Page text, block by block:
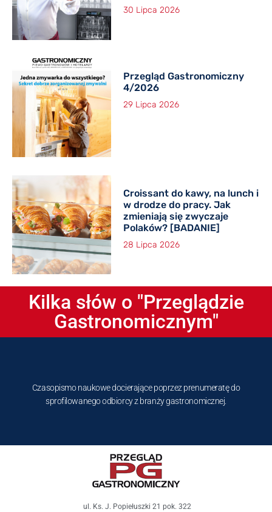
30 Lipca 2026
Przegląd Gastronomiczny
4/2026
29 Lipca 2026
Croissant do kawy, na lunch i
w drodze do pracy. Jak
zmieniają się zwyczaje
Polaków? [BADANIE]
28 Lipca 2026
Kilka słów o "Przeglądzie
Gastronomicznym"
Czasopismo naukowe docierające poprzez prenumeratę do
sprofilowanego odbiorcy z branży gastronomicznej.
ul. Ks. J. Popiełuszki 21 pok. 322